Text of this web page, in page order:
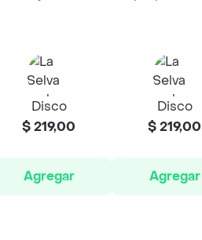
Disco
$ 219,00
Agregar
Disco
$ 219,00
Agregar